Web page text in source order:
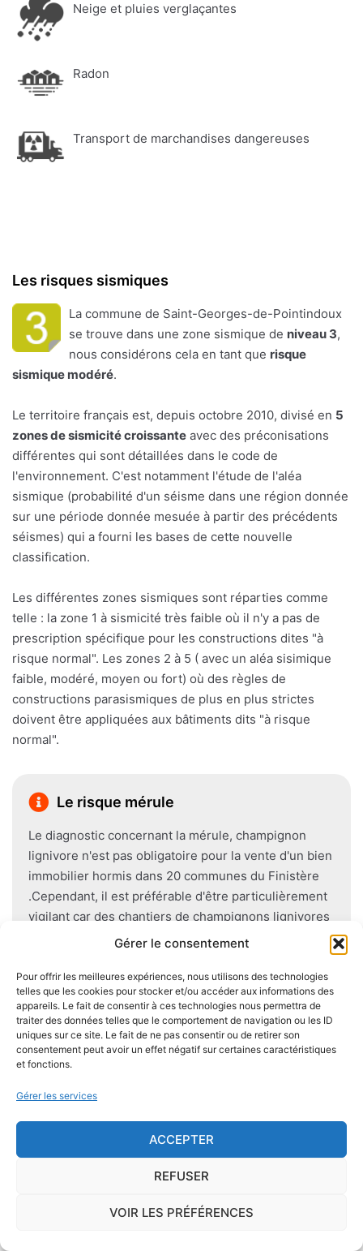
Gérer le consentement
Pour offrir les meilleures expériences, nous utilisons des technologies
telles que les cookies pour stocker et/ou accéder aux informations des
appareils. Le fait de consentir à ces technologies nous permettra de
traiter des données telles que le comportement de navigation ou les ID
uniques sur ce site. Le fait de ne pas consentir ou de retirer son
consentement peut avoir un effet négatif sur certaines caractéristiques
et fonctions.
Gérer les services
ACCEPTER
REFUSER
VOIR LES PRÉFÉRENCES
Neige et pluies verglaçantes
Radon
Transport de marchandises dangereuses
Les risques sismiques
La commune de Saint-Georges-de-Pointindoux
se trouve dans une zone sismique de niveau 3,
nous considérons cela en tant que risque
sismique modéré.
Le territoire français est, depuis octobre 2010, divisé en 5
zones de sismicité croissante avec des préconisations
différentes qui sont détaillées dans le code de
l'environnement. C'est notamment l'étude de l'aléa
sismique (probabilité d'un séisme dans une région donnée
sur une période donnée mesuée à partir des précédents
séismes) qui a fourni les bases de cette nouvelle
classification.
Les différentes zones sismiques sont réparties comme
telle : la zone 1 à sismicité très faible où il n'y a pas de
prescription spécifique pour les constructions dites "à
risque normal". Les zones 2 à 5 ( avec un aléa sisimique
faible, modéré, moyen ou fort) où des règles de
constructions parasismiques de plus en plus strictes
doivent être appliquées aux bâtiments dits "à risque
normal".
Le risque mérule
Le diagnostic concernant la mérule, champignon
lignivore n'est pas obligatoire pour la vente d'un bien
immobilier hormis dans 20 communes du Finistère
.Cependant, il est préférable d'être particulièrement
vigilant car des chantiers de champignons lignivores
existent dans de nombreuses communes partout en
Pour éviter l'apparition et la prolifération de mérule
dans un logement contenant du bois, des règles sont
à respecter lors de la construction de celui-ci.
Utiliser des bois secs, éviter autant que possible le
l'étanchéité des façades et toitures ou encore
prévoir des aérations en sous-sol limitent les risques
majeurs d'apparition de champignons lignivores.